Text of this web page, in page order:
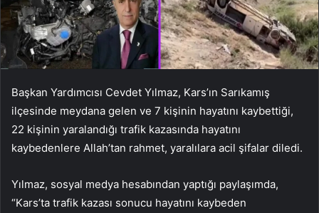
Başkan Yardımcısı Cevdet Yılmaz, Kars’ın Sarıkamış
ilçesinde meydana gelen ve 7 kişinin hayatını kaybettiği,
22 kişinin yaralandığı trafik kazasında hayatını
kaybedenlere Allah’tan rahmet, yaralılara acil şifalar diledi.
Yılmaz, sosyal medya hesabından yaptığı paylaşımda,
“Kars’ta trafik kazası sonucu hayatını kaybeden